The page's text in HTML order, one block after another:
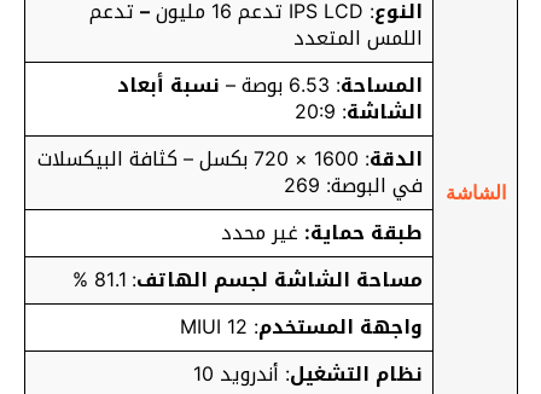
الشاشة
النوع: IPS LCD تدعم 16 مليون –تدعم
اللمس المتعدد
المساحة: 6.53 بوصة – نسبة أبعاد
الشاشة: 20:9
الدقة
: 1600 × 720 بكسل – كثافة البيكسلات
في البوصة: 269
طبقة حماية: غير محدد
مساحة الشاشة لجسم الهاتف: 81.1 %
واجهة المستخدم: MIUI 12
نظام التشغيل: أندرويد 10